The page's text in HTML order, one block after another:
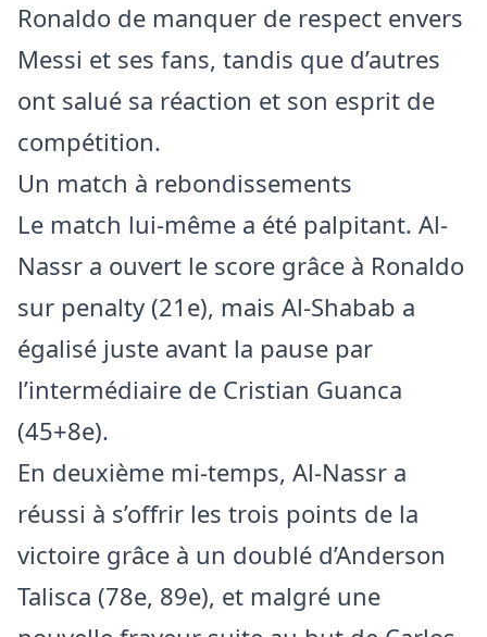
Ronaldo de manquer de respect envers
Messi et ses fans, tandis que d’autres
ont salué sa réaction et son esprit de
compétition.
Un match à rebondissements
Le match lui-même a été palpitant. Al-
Nassr a ouvert le score grâce à Ronaldo
sur penalty (21e), mais Al-Shabab a
égalisé juste avant la pause par
l’intermédiaire de Cristian Guanca
(45+8e).
En deuxième mi-temps, Al-Nassr a
réussi à s’offrir les trois points de la
victoire grâce à un doublé d’Anderson
Talisca (78e, 89e), et malgré une